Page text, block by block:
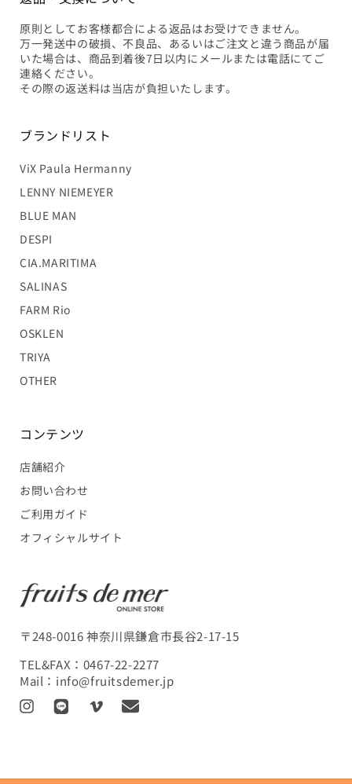
原則としてお客様都合による返品はお受けできません。
万一発送中の破損、不良品、あるいはご注文と違う商品が届
いた場合は、商品到着後7日以内にメールまたは電話にてご
連絡ください。
その際の返送料は当店が負担いたします。
ブランドリスト
ViX Paula Hermanny
LENNY NIEMEYER
BLUE MAN
DESPI
CIA.MARITIMA
SALINAS
FARM Rio
OSKLEN
TRIYA
OTHER
コンテンツ
店舗紹介
お問い合わせ
ご利用ガイド
オフィシャルサイト
〒248-0016 神奈川県鎌倉市長谷2-17-15
TEL&FAX： 0467-22-2277
Mail： info@fruitsdemer.jp
I
L
V
T